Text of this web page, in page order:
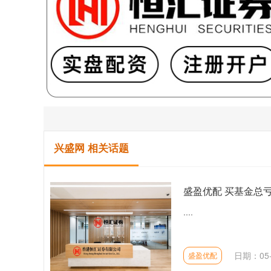
兴盛网 相关话题
盛盈优配 买基金总
....
盛盈优配 日期：